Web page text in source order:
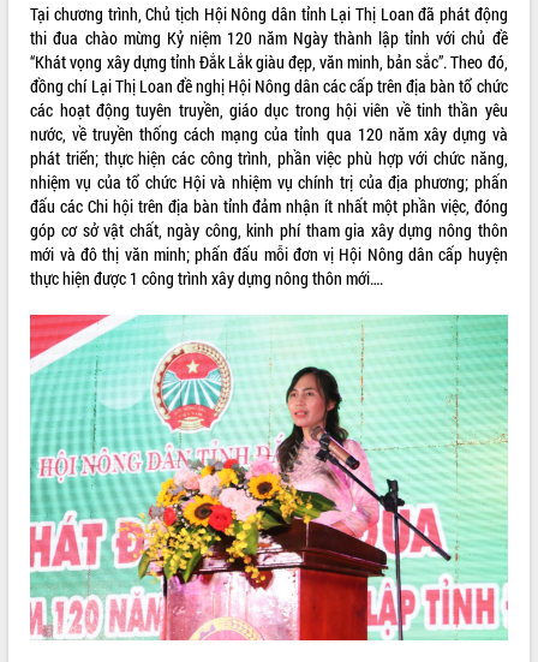
VIDEO
Khám bệnh, cấp phát thuốc miễn phí
và tặng quà người dân xã Cư Pui
Hội nghị UBND tỉnh Đắk Lắk thường kỳ
tháng 7/2026
Lễ truy tặng danh hiệu “Bà Mẹ Việt
Nam Anh hùng” và trao Huân chương
Lao động
UBND tỉnh Đắk Lắk triển khai nhiệm
vụ 6 tháng cuối năm 2026
ALBUM ẢNH
Tại chương trình, Chủ tịch Hội Nông dân tỉnh Lại Thị Loan đã phát động
thi đua chào mừng Kỷ niệm 120 năm Ngày thành lập tỉnh với chủ đề
“Khát vọng xây dựng tỉnh Đắk Lắk giàu đẹp, văn minh, bản sắc”. Theo đó,
đồng chí Lại Thị Loan đề nghị Hội Nông dân các cấp trên địa bàn tổ chức
các hoạt động tuyên truyền, giáo dục trong hội viên về tinh thần yêu
nước, về truyền thống cách mạng của tỉnh qua 120 năm xây dựng và
phát triển; thực hiện các công trình, phần việc phù hợp với chức năng,
nhiệm vụ của tổ chức Hội và nhiệm vụ chính trị của địa phương; phấn
đấu các Chi hội trên địa bàn tỉnh đảm nhận ít nhất một phần việc, đóng
góp cơ sở vật chất, ngày công, kinh phí tham gia xây dựng nông thôn
mới và đô thị văn minh; phấn đấu mỗi đơn vị Hội Nông dân cấp huyện
thực hiện được 1 công trình xây dựng nông thôn mới….